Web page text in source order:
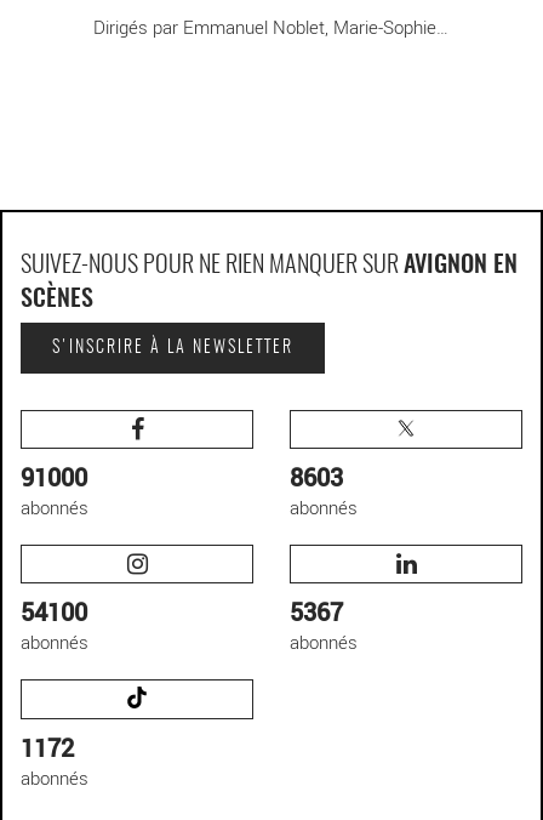
Dirigés par Emmanuel Noblet, Marie-Sophie [...]
SUIVEZ-NOUS POUR NE RIEN MANQUER SUR AVIGNON EN
SCÈNES
S'INSCRIRE À LA NEWSLETTER
91000
abonnés
8603
abonnés
54100
abonnés
5367
abonnés
1172
abonnés